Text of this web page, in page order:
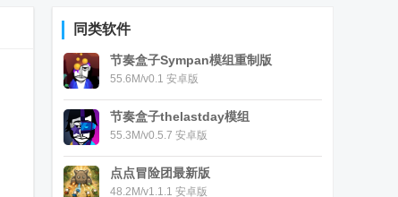
同类软件
节奏盒子Sympan模组重制版
55.6M/v0.1 安卓版
节奏盒子thelastday模组
55.3M/v0.5.7 安卓版
点点冒险团最新版
48.2M/v1.1.1 安卓版